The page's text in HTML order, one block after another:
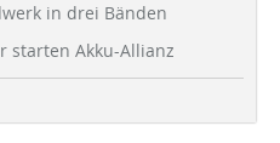
in drei Bänden
starten Akku-Allianz